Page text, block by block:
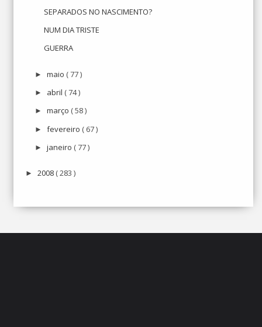
SEPARADOS NO NASCIMENTO?
NUM DIA TRISTE
GUERRA
► maio ( 77 )
► abril ( 74 )
► março ( 58 )
► fevereiro ( 67 )
► janeiro ( 77 )
► 2008 ( 283 )